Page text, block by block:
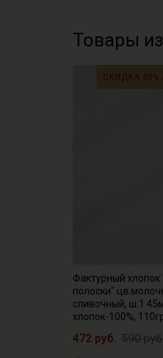
Товары
Фактурный
полоски"
сливочный,
хлопок-100%,
472 руб. 590